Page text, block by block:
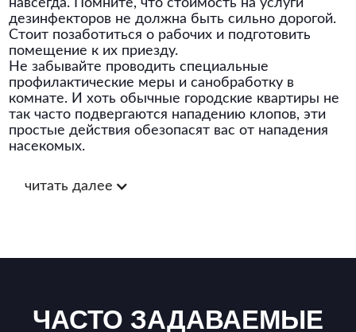
навсегда. Помните, что стоимость на услуги
дезинфекторов не должна быть сильно дорогой.
Стоит позаботиться о рабочих и подготовить
помещение к их приезду.
Не забывайте проводить специальные
профилактические меры и санобработку в
комнате. И хоть обычные городские квартиры не
так часто подвергаются нападению клопов, эти
простые действия обезопасят вас от нападения
насекомых.
читать далее
ЧАСТО ЗАДАВАЕМЫЕ